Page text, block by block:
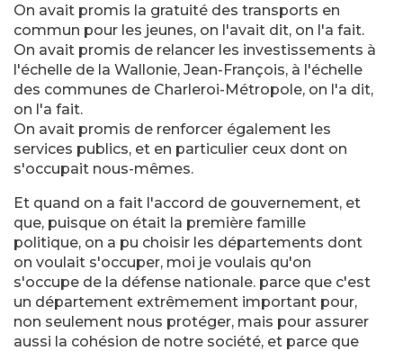
On avait promis la gratuité des transports en
commun pour les jeunes, on l'avait dit, on l'a fait.
On avait promis de relancer les investissements à
l'échelle de la Wallonie, Jean-François, à l'échelle
des communes de Charleroi-Métropole, on l'a dit,
on l'a fait.
On avait promis de renforcer également les
services publics, et en particulier ceux dont on
s'occupait nous-mêmes.
Et quand on a fait l'accord de gouvernement, et
que, puisque on était la première famille
politique, on a pu choisir les départements dont
on voulait s'occuper, moi je voulais qu'on
s'occupe de la défense nationale. parce que c'est
un département extrêmement important pour,
non seulement nous protéger, mais pour assurer
aussi la cohésion de notre société, et parce que